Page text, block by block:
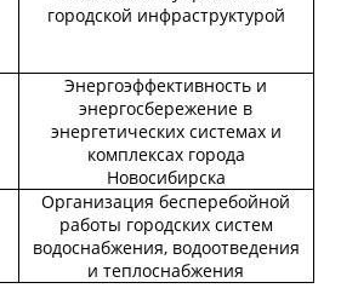
городской инфраструктурой
Энергоэффективность и
энергосбережение в
энергетических системах и
комплексах города
Новосибирска
Организация бесперебойной
работы городских систем
водоснабжения, водоотведения
и теплоснабжения